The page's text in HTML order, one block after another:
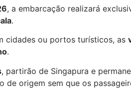
, a embarcação realizará
.
cidades ou portos turísticos, as
.
, partirão de Singapura e
origem sem que os